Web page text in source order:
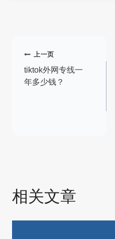
章
上一页
tiktok外网专线一
年多少钱？
相关文章